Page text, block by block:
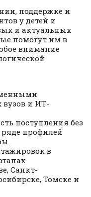
поддержке и
у детей и
и актуальных
помогут им в
внимание
вузов и ИТ-
поступления без
профилей
в
Санкт-
Томске и